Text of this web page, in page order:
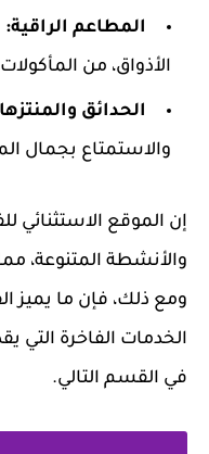
المطاعم الراقية:
الأذواق، من
الحدائق
والاستمتاع بجمال
إن الموقع الاستثنائي
والأنشطة المتنوعة،
ومع ذلك، فإن ما يميز
الخدمات الفاخرة
في القسم التالي.